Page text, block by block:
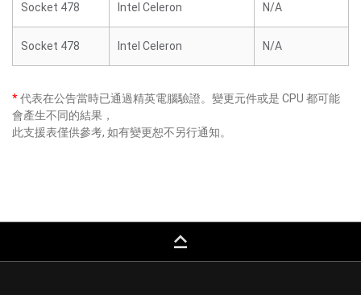
Socket 478 Intel Celeron N/A
Socket 478 Intel Celeron N/A
*代表在公告當時已通過精英電腦驗證。變更元件或是 CPU 都可能
會產生不同的結果，
此支援表僅供參考, 如有變更恕不另行通知。
keyboard_capslock